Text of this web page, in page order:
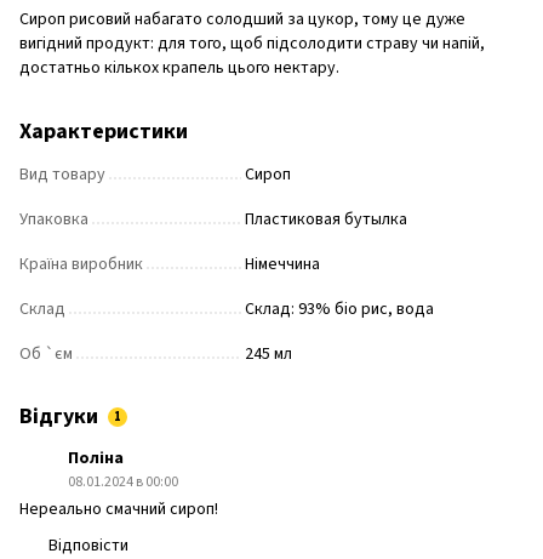
Сироп рисовий набагато солодший за цукор, тому це дуже
вигідний продукт: для того, щоб підсолодити страву чи напій,
достатньо кількох крапель цього нектару.
Характеристики
Вид товару
Сироп
Упаковка
Пластиковая бутылка
Країна виробник
Німеччина
Склад
Склад: 93% біо рис, вода
Об `єм
245 мл
Відгуки 1
Поліна
08.01.2024 в 00:00
Нереально смачний сироп!
Відповісти